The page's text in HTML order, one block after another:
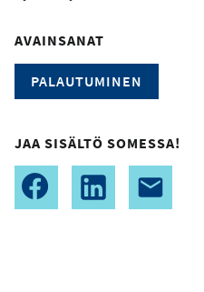
AVAINSANAT
PALAUTUMINEN
JAA SISÄLTÖ SOMESSA!